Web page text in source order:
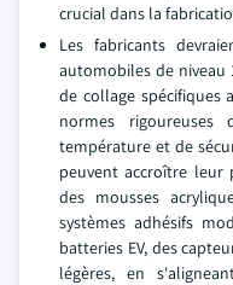
crucial dans la
Les fabricants
automobiles de
de collage spécifiques
normes
température et de
peuvent accroître leur
des mousses
systèmes adhésifs
batteries EV, des
légères, en